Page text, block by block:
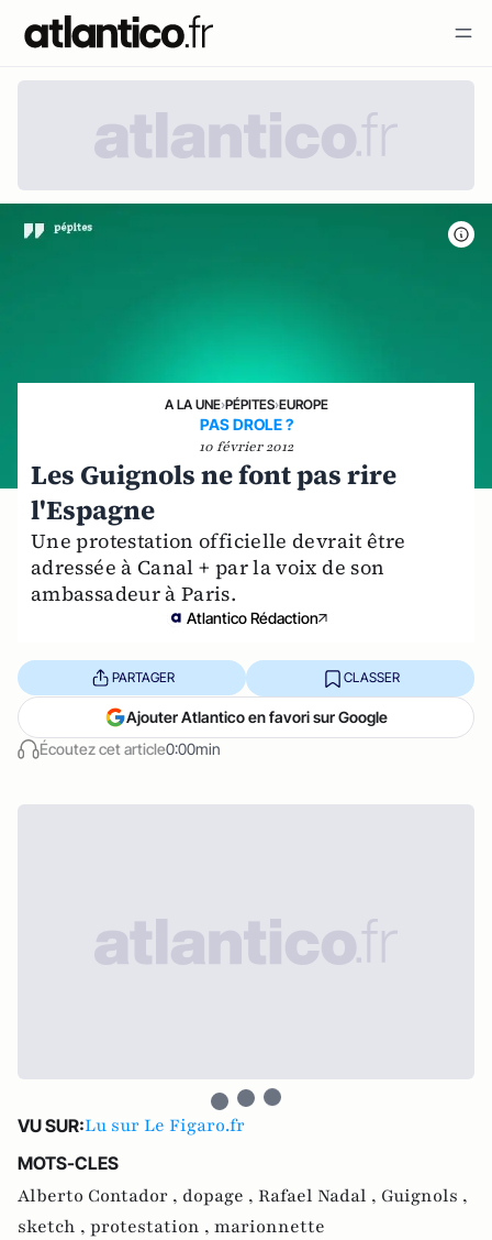
A LA UNE›PÉPITES›EUROPE
PAS DROLE ?
10 février 2012
Les Guignols ne font pas rire
l'Espagne
Une protestation officielle devrait être
adressée à Canal + par la voix de son
ambassadeur à Paris.
Atlantico Rédaction
Écoutez cet article0:00min
PARTAGER CLASSER
Ajouter Atlantico en favori sur Google
VU SUR:Lu sur Le Figaro.fr
MOTS-CLES
Alberto Contador , dopage , Rafael Nadal , Guignols ,
sketch , protestation , marionnette